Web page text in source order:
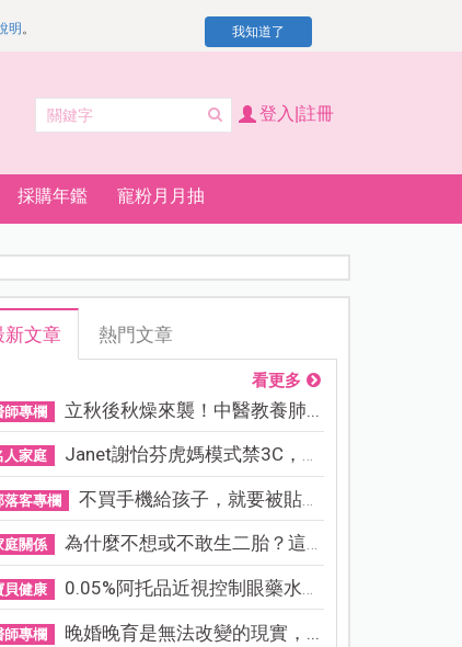
明 。 我知道了
登入|註冊
採購年鑑 寵粉月月抽
新文章 熱門文章
看更多
師專欄 立秋後秋燥來襲！中醫教養肺...
人家庭 Janet謝怡芬虎媽模式禁3C，看...
落客專欄 不買手機給孩子，就要被貼「...
庭關係 為什麼不想或不敢生二胎？這8...
貝健康 0.05%阿托品近視控制眼藥水納...
師專欄 晚婚晚育是無法改變的現實，...